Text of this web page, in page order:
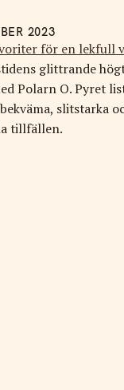
2023
för en lekfull
glittrande
Polarn O. Pyret
slitstarka
tillfällen.